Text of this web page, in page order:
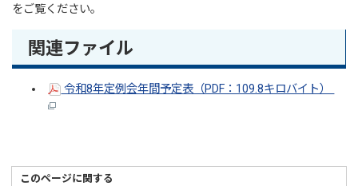
をご覧ください。
関連ファイル
令和8年定例会年間予定表（PDF：109.8キロバイト）
このページに関する